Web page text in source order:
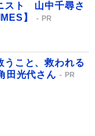
スト 山中千尋さ
】
PR
うこと、救われる
田光代さん
PR